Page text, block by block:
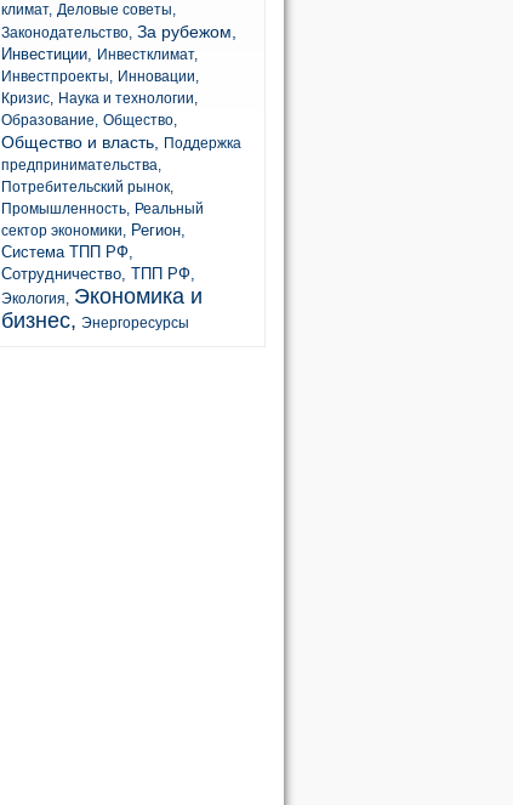
климат, Деловые советы,
Законодательство, За рубежом,
Инвестиции, Инвестклимат,
Инвестпроекты, Инновации,
Кризис, Наука и технологии,
Образование, Общество,
Общество и власть,
Поддержка
предпринимательства,
Потребительский рынок,
Промышленность, Реальный
сектор экономики, Регион,
Система ТПП РФ,
Сотрудничество, ТПП РФ,
Экология, Экономика и
бизнес, Энергоресурсы